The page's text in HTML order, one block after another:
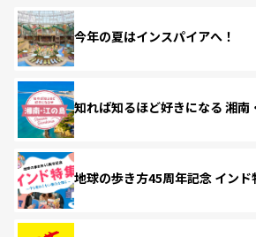
今年の夏はインスパイアへ！
知れば知るほど好きになる 湘南
地球の歩き方45周年記念 インド